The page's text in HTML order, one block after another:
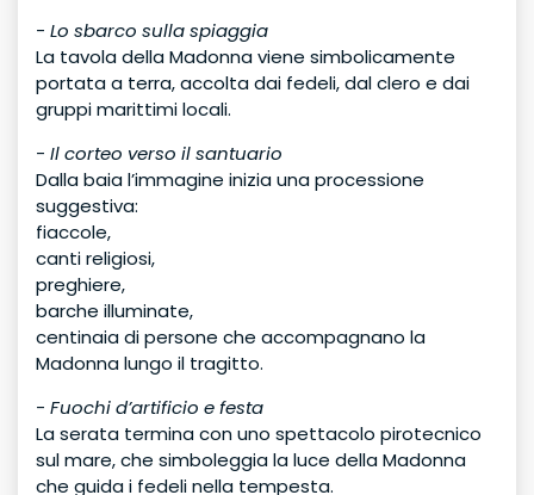
- Lo sbarco sulla spiaggia
La tavola della Madonna viene simbolicamente
portata a terra, accolta dai fedeli, dal clero e dai
gruppi marittimi locali.
- Il corteo verso il santuario
Dalla baia l’immagine inizia una processione
suggestiva:
fiaccole,
canti religiosi,
preghiere,
barche illuminate,
centinaia di persone che accompagnano la
Madonna lungo il tragitto.
- Fuochi d’artificio e festa
La serata termina con uno spettacolo pirotecnico
sul mare, che simboleggia la luce della Madonna
che guida i fedeli nella tempesta.